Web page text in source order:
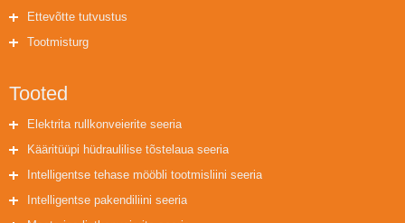
Ettevõtte tutvustus
Tootmisturg
Tooted
Elektrita rullkonveierite seeria
Kääritüüpi hüdraulilise tõstelaua seeria
Intelligentse tehase mööbli tootmisliini seeria
Intelligentse pakendiliini seeria